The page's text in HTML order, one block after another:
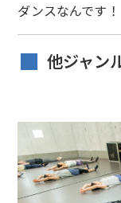
ダンスなんです！
他ジャン